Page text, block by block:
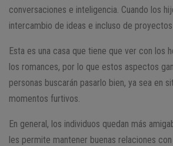
conversaciones e inteligencia. Cuando los
intercambio de ideas e incluso de proyectos
Esta es una casa que tiene que ver con los
los romances, por lo que estos aspectos
personas buscarán pasarlo bien, ya sea en
momentos furtivos.
En general, los individuos quedan más
les permite mantener buenas relaciones